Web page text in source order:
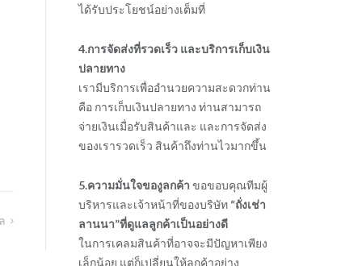
ได้รับประโยชน์อย่างเต็มที่
4.การจัดส่งที่รวดเร็ว และบริการเก็บเงิน
ปลายทาง
เรามีบริการเพื่ออำนวยความสะดวกท่าน
คือ การเก็บเงินปลายทาง ท่านสามารถ
จ่ายเงินเมื่อรับสินค้าและ และการจัดส่ง
ของเรารวดเร็ว สินค้าถึงท่านไวมากขึ้น
5.ความมั่นใจของูลกค้า ขอขอบคุณทีมผู้
บริหารและเจ้าหน้าที่ของบริษัท “ถั่งเช่า
ลานนา”ที่ดูแลลูกค้าเป็นอย่างดี
ในการเคลมสินค้าที่อาจจะมีปัญหาเพียง
เล็กน้อย แต่ก็เปลี่ยนให้ลูกค้าอย่าง